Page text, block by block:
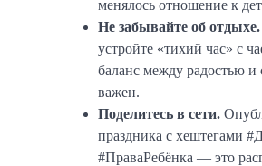
менялось отношение к
Не забывайте об отдыхе.
устройте «тихий час» с
баланс между радостью и
важен.
Поделитесь в сети.
праздника с хештегами
#ПраваРебёнка — это